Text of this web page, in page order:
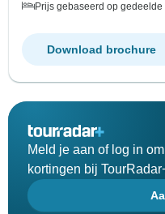
Prijs gebaseerd op gedeelde
Download brochure
Meld je aan of log in
kortingen bij